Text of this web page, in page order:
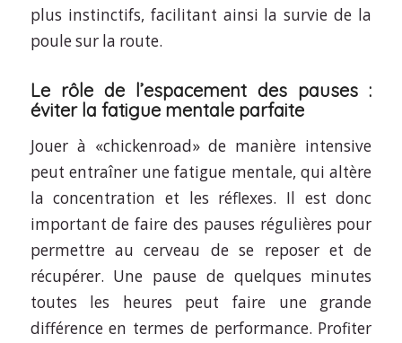
plus instinctifs, facilitant ainsi la survie de la
poule sur la route.
Le rôle de l’espacement des pauses :
éviter la fatigue mentale parfaite
Jouer à «chickenroad» de manière intensive
peut entraîner une fatigue mentale, qui altère
la concentration et les réflexes. Il est donc
important de faire des pauses régulières pour
permettre au cerveau de se reposer et de
récupérer. Une pause de quelques minutes
toutes les heures peut faire une grande
différence en termes de performance. Profiter